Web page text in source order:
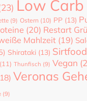
Low Carb
(9) Ostern (10) PP (13)
(20) Restart
Mahlzeit (19)
Shirataki (13) Sirtfood
(11) Thunfisch (9) Vegan
Veronas
(9)